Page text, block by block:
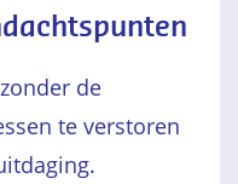
de
te verstoren